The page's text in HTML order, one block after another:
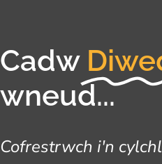
Cadw
wneud...
Cofrestrwch i'n